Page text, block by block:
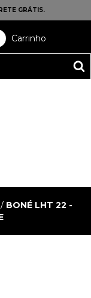
GRÁTIS.
Carrinho
/ BONÉ LHT 22 -